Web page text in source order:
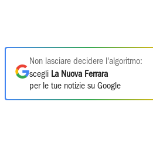
Non lasciare decidere l'algoritmo:
scegli La Nuova Ferrara
per le tue notizie su Google